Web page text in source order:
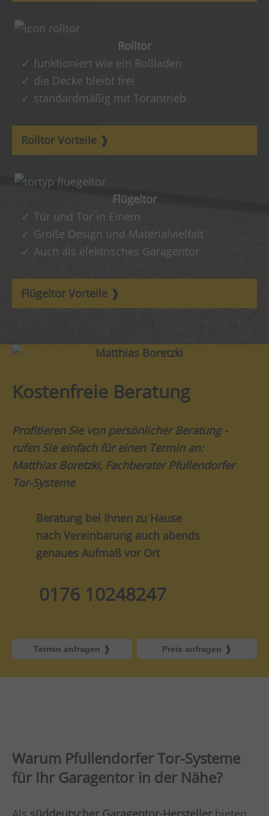
Rolltor
funktioniert wie ein Rollladen
die Decke bleibt frei
standardmäßig mit Torantrieb
Rolltor Vorteile
Flügeltor
Tür und Tor in Einem
Große Design und Materialvielfalt
Auch als elektrisches Garagentor
Flügeltor Vorteile
Kostenfreie Beratung
Profitieren Sie von persönlicher Beratung -
rufen Sie einfach für einen Termin an:
Matthias Boretzki, Fachberater Pfullendorfer
Tor-Systeme
Beratung bei Ihnen zu Hause
nach Vereinbarung auch abends
genaues Aufmaß vor Ort
0176 10248247
Termin anfragen Preis anfragen
Warum Pfullendorfer Tor-Systeme
für Ihr Garagentor in der Nähe?